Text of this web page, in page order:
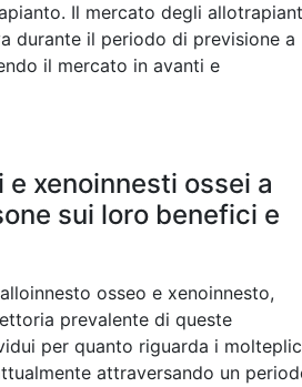
Il mercato degli
durante il periodo di previsione a
il mercato in avanti e
xenoinnesti ossei a
sui loro benefici e
osseo e xenoinnesto,
prevalente di queste
per quanto riguarda i
attraversando un